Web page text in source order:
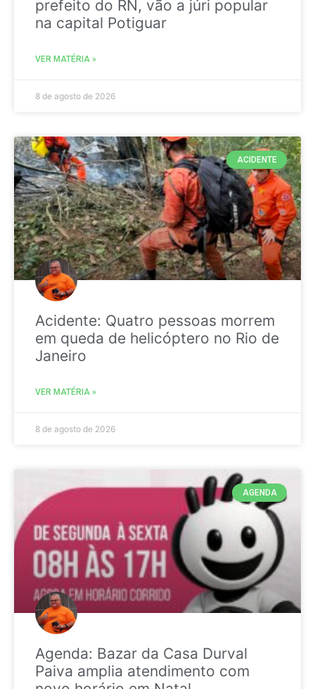
prefeito do RN, vão a júri popular
na capital Potiguar
VER MATÉRIA »
8 de agosto de 2026
ACIDENTE
Acidente: Quatro pessoas morrem
em queda de helicóptero no Rio de
Janeiro
VER MATÉRIA »
8 de agosto de 2026
AGENDA
Agenda: Bazar da Casa Durval
Paiva amplia atendimento com